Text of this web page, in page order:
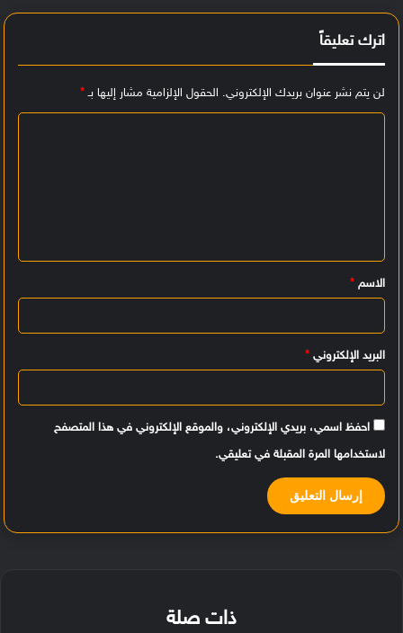
اترك تعليقاً
لن يتم نشر عنوان بريدك الإلكتروني. الحقول الإلزامية مشار إليها بـ*
ي
ق
الاسم *
البريد الإلكتروني *
احفظ اسمي، بريدي الإلكتروني، والموقع الإلكتروني في هذا المتصفح
لاستخدامها المرة المقبلة في تعليقي.
ذات صلة